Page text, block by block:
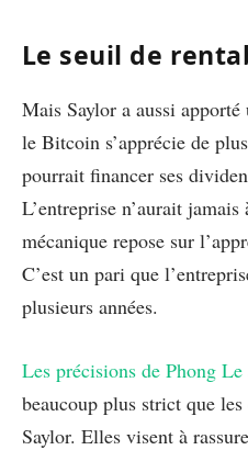
Le seuil de
Mais Saylor a aussi
le Bitcoin s’apprécie de
pourrait financer ses
L’entreprise n’aurait
mécanique repose sur
C’est un pari que
plusieurs années.
Les précisions de Phong Le
beaucoup plus strict que
Saylor. Elles visent à